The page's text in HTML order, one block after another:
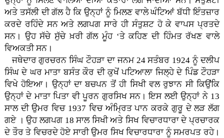
ਅਤੇ ਤਸੱਲੀ ਦੀ ਗੱਲ ਹੈ ਕਿ ਉਨ੍ਹਾਂ ਨੂੰ ਮਿਲਣ ਵਾਲੇ ਘੰਟਿਆਂ ਬੱਧੀ ਇੰਤਜ਼ਾਰ
ਕਰਦੇ ਰਹਿੰਦੇ ਸਨ ਅਤੇ ਲਗਪਗ ਸਾਰੇ ਹੀ ਸੰਤੁਸ਼ਟ ਹੋ ਕੇ ਵਾਪਸ ਪ੍ਰਤਦੇ
ਸਨ। ਉਹ ਸੱਚੇ ਸੁੱਚੇ ਖ਼ਰੀ ਗੱਲ ਮੂੰਹ ‘ਤੇ ਕਹਿਣ ਦੀ ਹਿੰਮਤ ਰੱਖਣ ਵਾਲੇ
ਵਿਅਕਤੀ ਸਨ।
ਜਥੇਦਾਰ ਗੁਰਚਰਨ ਸਿੰਘ ਟੌਹੜਾ ਦਾ ਜਨਮ 24 ਸਤੰਬਰ 1924 ਨੂੰ ਦਲੀਪ
ਸਿੰਘ ਦੇ ਘਰ ਮਾਤਾ ਬਸੰਤ ਕੌਰ ਦੀ ਕੁਖੋਂ ਪਟਿਆਲਾ ਜਿਲ੍ਹੇ ਦੇ ਪਿੰਡ ਟੌਹੜਾ
ਵਿਖੇ ਹੋਇਆ। ਉਨ੍ਹਾਂ ਦਾ ਬਚਪਨ ਤੋਂ ਹੀ ਸਿਖੀ ਵਲ ਰੁਝਾਨ ਸੀ ਕਿਉਂਕਿ
ਉਨ੍ਹਾਂ ਦੇ ਮਾਤਾ ਪਿਤਾ ਵੀ ਪੂਰਨ ਗੁਰਸਿਖ ਸਨ। ਇਸ ਲਈ ਉਨ੍ਹਾਂ ਨੇ 13
ਸਾਲ ਦੀ ਉਮਰ ਵਿਚ 1937 ਵਿਚ ਅੰਮ੍ਰਿਤ ਪਾਨ ਕਰਕੇ ਗੁਰੂ ਦੇ ਲੜ ਲੱਗ
ਗਏ । ਉਹ ਲਗਪਗ 18 ਸਾਲ ਸਿਖੀ ਅਤੇ ਸਿਖ ਵਿਚਾਰਧਾਰਾ ਦੇ ਪ੍ਰਚਾਰਕ
ਦੇ ਤੌਰ ਤੇ ਵਿਚਰਦੇ ਹੋਏ ਸਾਰੀ ਉਮਰ ਸਿਖ ਵਿਚਾਰਧਾਰਾ ਨੂੰ ਸਮਰਪਤ ਰਹੇ।